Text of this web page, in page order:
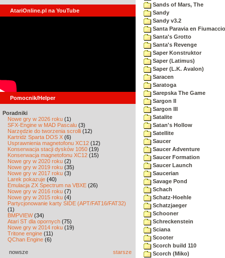
AtariOnline.pl na YouTube
Pomocnik/Helper
Poradniki
Nowe gry w 2026 roku (1)
SFX-Engine w MAD Pascalu (3)
Narzędzie do tworzenia scrolli (12)
Kartridż Sparta DOS X (6)
Usprawnienia magnetofonu XC12 (12)
Konserwacja stacji dysków 1050 (19)
Konserwacja magnetofonu XC12 (15)
Nowe gry w 2020 roku (2)
Nowe gry w 2019 roku (35)
Nowe gry w 2017 roku (3)
Larek pokazuje (40)
Emulacja ZX Spectrum na VBXE (26)
Nowe gry w 2016 roku (7)
Nowe gry w 2015 roku (4)
Partycjonowanie karty SIDE (APT/FAT16/FAT32)
(1)
BMPVIEW(34)
Atari ST dla opornych (75)
Nowe gry w 2014 roku (19)
Tritone engine (11)
QChan Engine (6)
nowsze starsze
Sands of Mars, The
Sandy
Sandy v3.2
Santa Paravia en Fiumaccio
Santa's Grotto
Santa's Revenge
Saper Konstruktor
Saper (Latimus)
Saper (L.K. Avalon)
Saracen
Saratoga
Sarepska The Game
Sargon II
Sargon III
Satalite
Satan's Hollow
Satellite
Saucer
Saucer Adventure
Saucer Formation
Saucer Launch
Saucerian
Savage Pond
Schach
Schatz-Hoehle
Schatzjaeger
Schooner
Schreckenstein
Sciana
Scooter
Scorch build 110
Scorch (Miko)